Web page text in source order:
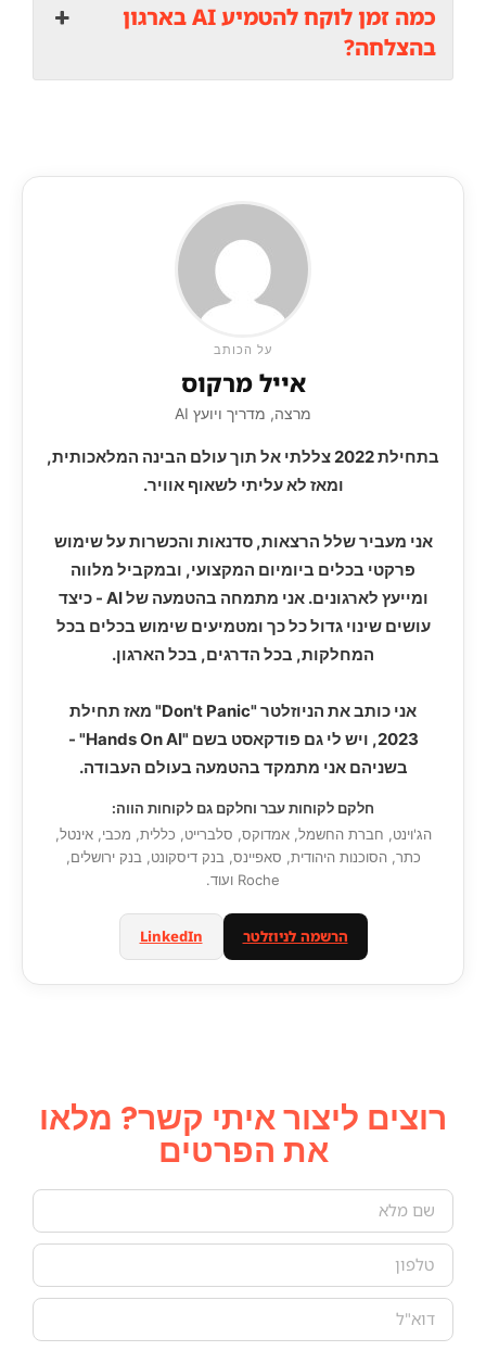
כמה זמן לוקח להטמיע AI בארגון
בהצלחה?
על הכותב
אייל מרקוס
מרצה, מדריך ויועץ AI
בתחילת 2022 צללתי אל תוך עולם הבינה המלאכותית,
ומאז לא עליתי לשאוף אוויר.
אני מעביר שלל הרצאות, סדנאות והכשרות על שימוש
פרקטי בכלים ביומיום המקצועי, ובמקביל מלווה
ומייעץ לארגונים. אני מתמחה בהטמעה של AI - כיצד
עושים שינוי גדול כל כך ומטמיעים שימוש בכלים בכל
המחלקות, בכל הדרגים, בכל הארגון.
אני כותב את הניוזלטר "Don't Panic" מאז תחילת
2023, ויש לי גם פודקאסט בשם "Hands On AI" -
בשניהם אני מתמקד בהטמעה בעולם העבודה.
חלקם לקוחות עבר וחלקם גם לקוחות הווה:
הג'וינט, חברת החשמל, אמדוקס, סלברייט, כללית, מכבי, אינטל,
כתר, הסוכנות היהודית, סאפיינס, בנק דיסקונט, בנק ירושלים,
Roche ועוד.
הרשמה לניוזלטר LinkedIn
רוצים ליצור איתי קשר? מלאו
את הפרטים